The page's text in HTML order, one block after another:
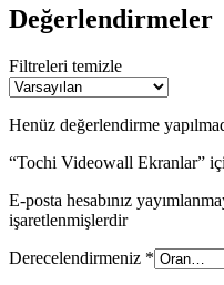
Değerlendirmeler
Filtreleri temizle
Henüz değerlendirme
“Tochi Videowall Ekranlar”
E-posta hesabınız
işaretlenmişlerdir
Derecelendirmeniz *